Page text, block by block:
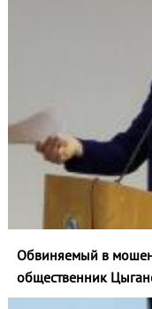
Обвиняемый в
общественник